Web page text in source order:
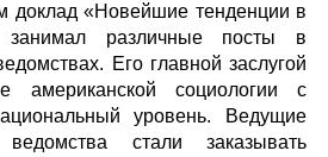
доклад «Новейшие тенденции в
различные посты в
Его главной заслугой
американской социологии с
уровень. Ведущие
ведомства стали заказывать